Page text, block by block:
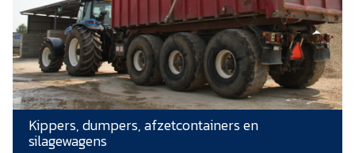
Kippers, dumpers, afzetcontainers en
silagewagens